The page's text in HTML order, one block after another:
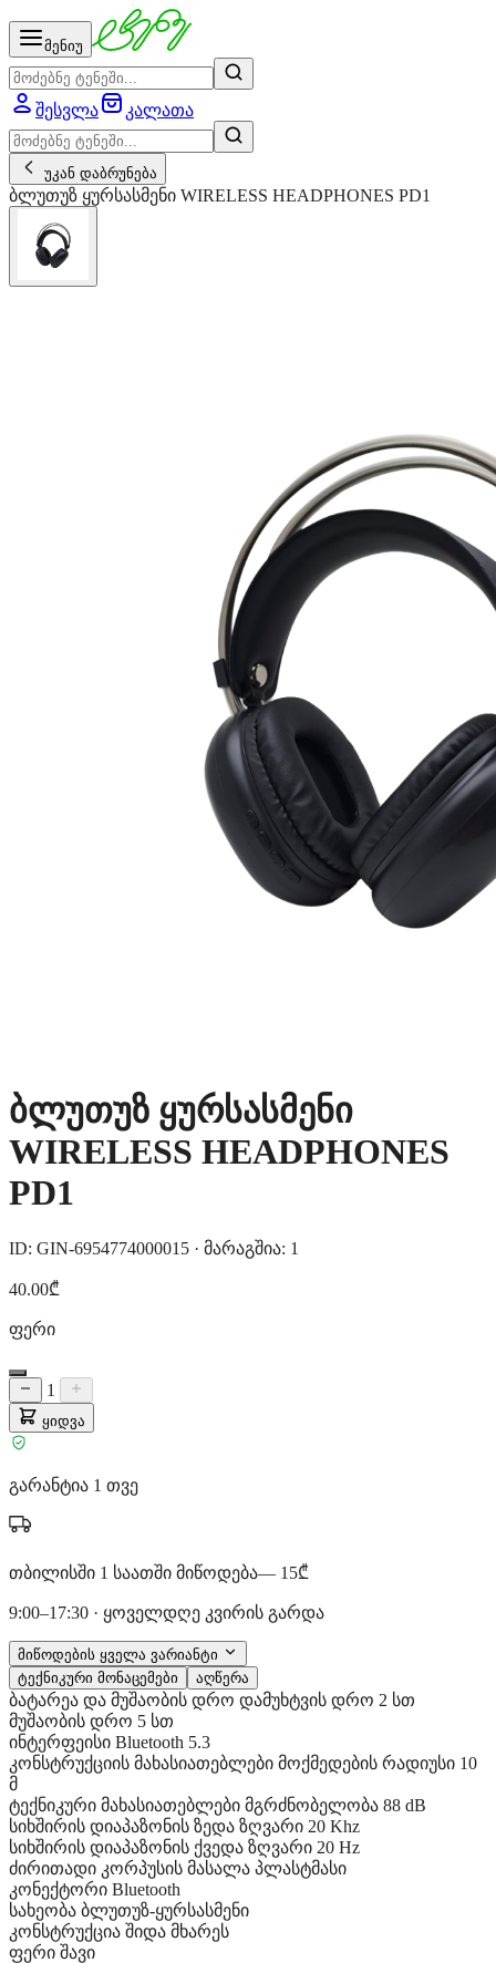
მენიუ
შესვლა კალათა
უკან დაბრუნება
ბლუთუზ ყურსასმენი WIRELESS HEADPHONES PD1
ბლუთუზ ყურსასმენი
WIRELESS HEADPHONES
PD1
ID: GIN-6954774000015 · მარაგშია: 1
40.00₾
ფერი
1
ყიდვა
გარანტია 1 თვე
თბილისში 1 საათში მიწოდება— 15₾
9:00–17:30 · ყოველდღე კვირის გარდა
მიწოდების ყველა ვარიანტი
ტექნიკური მონაცემები
აღწერა
ბატარეა და მუშაობის დრო დამუხტვის დრო 2 სთ
მუშაობის დრო 5 სთ
ინტერფეისი Bluetooth 5.3
კონსტრუქციის მახასიათებლები მოქმედების რადიუსი 10
მ
ტექნიკური მახასიათებლები მგრძნობელობა 88 dB
სიხშირის დიაპაზონის ზედა ზღვარი 20 Khz
სიხშირის დიაპაზონის ქვედა ზღვარი 20 Hz
ძირითადი კორპუსის მასალა პლასტმასი
კონექტორი Bluetooth
სახეობა ბლუთუზ-ყურსასმენი
კონსტრუქცია შიდა მხარეს
ფერი შავი